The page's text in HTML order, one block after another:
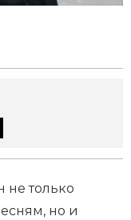
не только
но и